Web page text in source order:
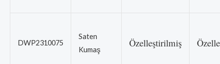
DWP2310075
Saten
Kumaş
Özelleştirilmiş